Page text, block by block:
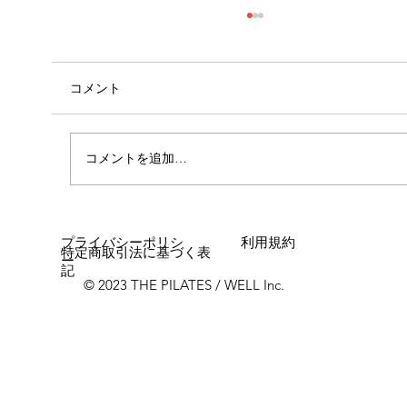
コメント
コメントを追加…
© 2023 THE PILATES / WELL Inc.
プライバシーポリシ
ー
利用規約
特定商取引法に基づく表
記